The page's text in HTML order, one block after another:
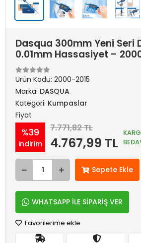
Dasqua 300mm Yeni Seri
0.01mm Hassasiyet –
Ürün Kodu: 2000-2015
Marka: DASQUA
Kategori: Kumpaslar
Fiyat
%39
indirim
7.771,82 TL
4.767,99 TL
Sepete Ekle
WHATSAPP İLE SİPARİŞ VER
Favorilerime ekle